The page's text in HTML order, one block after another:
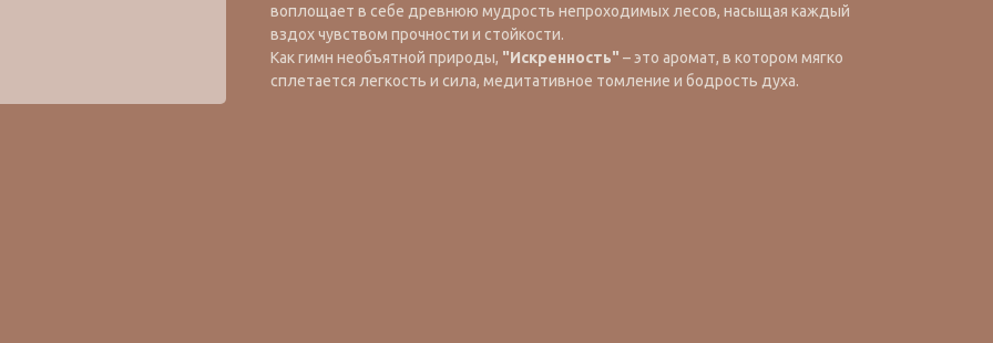
воплощает в себе древнюю мудрость непроходимых лесов, насыщая каждый
вздох чувством прочности и стойкости.
Как гимн необъятной природы, "Искренность" – это аромат, в котором мягко
сплетается легкость и сила, медитативное томление и бодрость духа.